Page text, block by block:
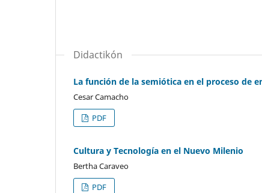
Didactikón
La función de la semiótica en el proceso de
Cesar Camacho
PDF
Cultura y Tecnología en el Nuevo Milenio
Bertha Caraveo
PDF